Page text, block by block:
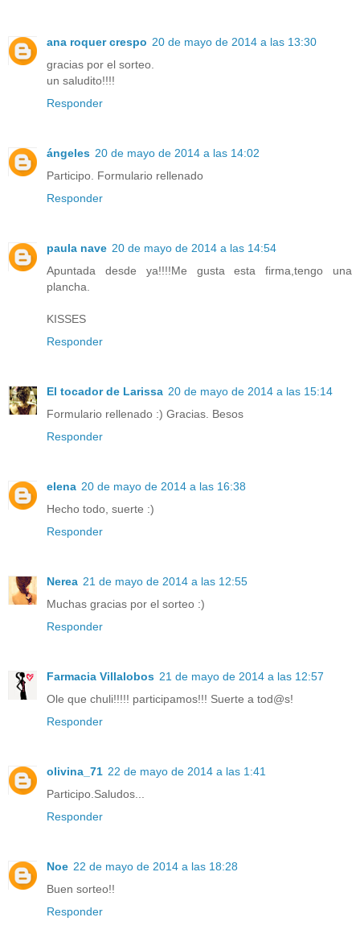
ana roquer crespo 20 de mayo de 2014 a las 13:30
gracias por el sorteo.
un saludito!!!!
Responder
ángeles 20 de mayo de 2014 a las 14:02
Participo. Formulario rellenado
Responder
paula nave 20 de mayo de 2014 a las 14:54
Apuntada desde ya!!!!Me gusta esta firma,tengo una
plancha.
KISSES
Responder
El tocador de Larissa 20 de mayo de 2014 a las 15:14
Formulario rellenado :) Gracias. Besos
Responder
elena 20 de mayo de 2014 a las 16:38
Hecho todo, suerte :)
Responder
Nerea 21 de mayo de 2014 a las 12:55
Muchas gracias por el sorteo :)
Responder
Farmacia Villalobos 21 de mayo de 2014 a las 12:57
Ole que chuli!!!!! participamos!!! Suerte a tod@s!
Responder
olivina_71 22 de mayo de 2014 a las 1:41
Participo.Saludos...
Responder
Noe 22 de mayo de 2014 a las 18:28
Buen sorteo!!
Responder